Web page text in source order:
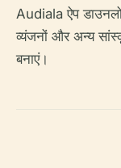
Audiala ऐप
व्यंजनों और अन्य
बनाएं।